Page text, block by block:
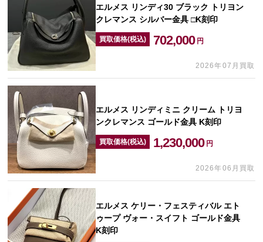
エルメス リンディ30 ブラック トリヨン
クレマンス シルバー金具 □K刻印
買取価格(税込) 702,000 円
2026年07月買取
エルメス リンディミニ クリーム トリヨ
ンクレマンス ゴールド金具 K刻印
買取価格(税込) 1,230,000 円
2026年06月買取
エルメス ケリー・フェスティバル エト
ゥープ ヴォー・スイフト ゴールド金具
K刻印